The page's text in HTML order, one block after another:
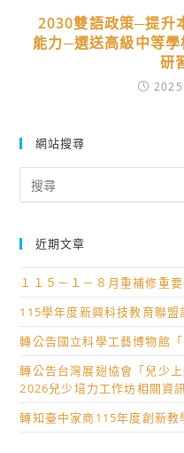
2030雙語政策─提升
能力─選送高級中等
研
網站搜尋
for:
近期文章
１１５－１－８月重補修重
115學年度新興科技教育聯
轉公告國立科學工藝博物館
轉公告台灣展翅協會「兒少
2026兒少培力工作坊相關資
轉知臺中家商115年度創新教